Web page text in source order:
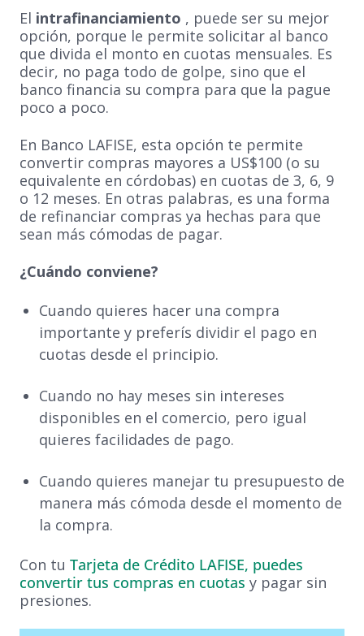
El intrafinanciamiento , puede ser su mejor
opción, porque le permite solicitar al banco
que divida el monto en cuotas mensuales. Es
decir, no paga todo de golpe, sino que el
banco financia su compra para que la pague
poco a poco.
En Banco LAFISE, esta opción te permite
convertir compras mayores a US$100 (o su
equivalente en córdobas) en cuotas de 3, 6, 9
o 12 meses. En otras palabras, es una forma
de refinanciar compras ya hechas para que
sean más cómodas de pagar.
¿Cuándo conviene?
Cuando quieres hacer una compra
importante y preferís dividir el pago en
cuotas desde el principio.
Cuando no hay meses sin intereses
disponibles en el comercio, pero igual
quieres facilidades de pago.
Cuando quieres manejar tu presupuesto de
manera más cómoda desde el momento de
la compra.
Con tu Tarjeta de Crédito LAFISE, puedes
convertir tus compras en cuotas y pagar sin
presiones.